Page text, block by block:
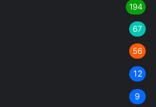
194
67
56
12
9